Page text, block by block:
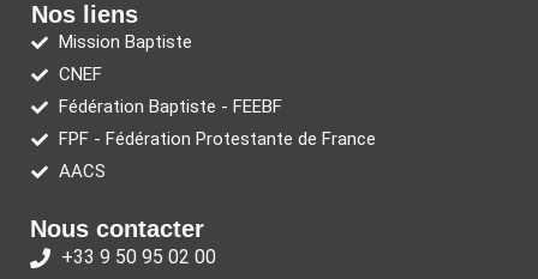
Nos liens
Mission Baptiste
CNEF
Fédération Baptiste - FEEBF
FPF - Fédération Protestante de France
AACS
Nous contacter
+33 9 50 95 02 00